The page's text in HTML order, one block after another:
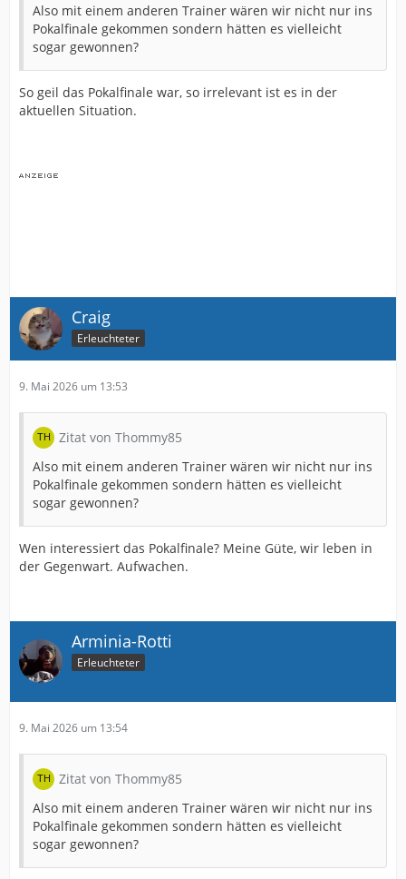
Also mit einem anderen Trainer wären wir nicht nur ins
Pokalfinale gekommen sondern hätten es vielleicht
sogar gewonnen?
So geil das Pokalfinale war, so irrelevant ist es in der
aktuellen Situation.
Craig
Erleuchteter
9. Mai 2026 um 13:53
Zitat von Thommy85
Also mit einem anderen Trainer wären wir nicht nur ins
Pokalfinale gekommen sondern hätten es vielleicht
sogar gewonnen?
Wen interessiert das Pokalfinale? Meine Güte, wir leben in
der Gegenwart. Aufwachen.
Arminia-Rotti
Erleuchteter
9. Mai 2026 um 13:54
Zitat von Thommy85
Also mit einem anderen Trainer wären wir nicht nur ins
Pokalfinale gekommen sondern hätten es vielleicht
sogar gewonnen?